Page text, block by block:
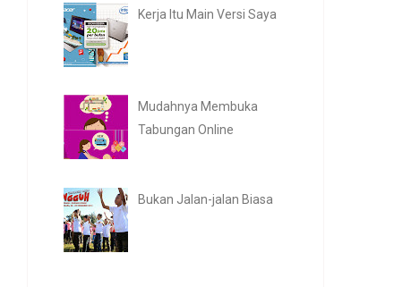
Kerja Itu Main Versi Saya
Mudahnya Membuka
Tabungan Online
Bukan Jalan-jalan Biasa